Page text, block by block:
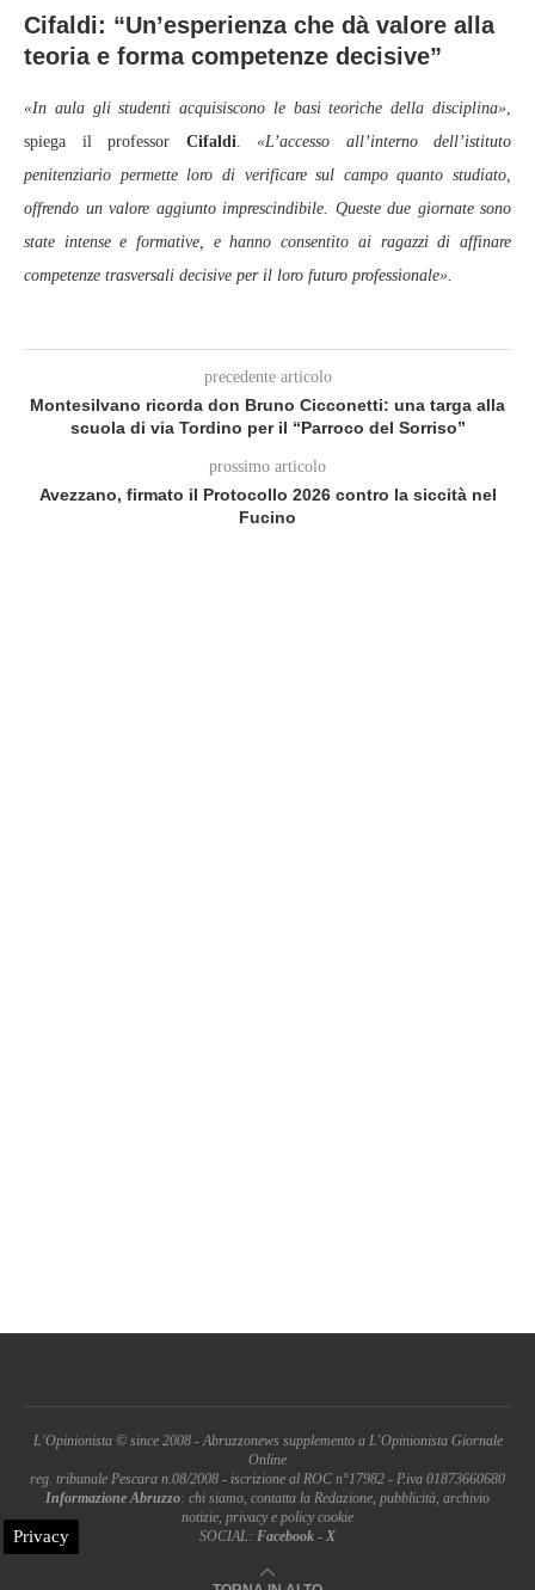
Cifaldi: “Un’esperienza che dà valore alla
teoria e forma competenze decisive”
«In aula gli studenti acquisiscono le basi teoriche della disciplina»,
spiega il professor Cifaldi. «L’accesso all’interno dell’istituto
penitenziario permette loro di verificare sul campo quanto studiato,
offrendo un valore aggiunto imprescindibile. Queste due giornate sono
state intense e formative, e hanno consentito ai ragazzi di affinare
competenze trasversali decisive per il loro futuro professionale».
precedente articolo
Montesilvano ricorda don Bruno Cicconetti: una targa alla
scuola di via Tordino per il “Parroco del Sorriso”
prossimo articolo
Avezzano, firmato il Protocollo 2026 contro la siccità nel
Fucino
L'Opinionista © since 2008 - Abruzzonews supplemento a L'Opinionista Giornale
Online
reg. tribunale Pescara n.08/2008 - iscrizione al ROC n°17982 - P.iva 01873660680
Informazione Abruzzo: chi siamo, contatta la Redazione, pubblicità, archivio
notizie, privacy e policy cookie
SOCIAL: Facebook - X
Privacy